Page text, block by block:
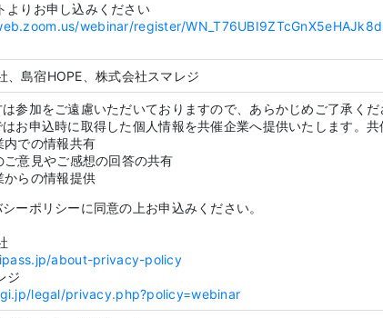
よりお申し込みください
webinar/register/
、島宿HOPE、株式会社スマレジ
参加をご遠慮いただいておりますので、あらかじめご了承くだ
お申込時に取得した個人情報を共催企業へ提供いたします。
内での情報共有
ご意見やご感想の回答の共有
からの情報提供
ーポリシーに同意の上お申込みください。
about-privacy-policy
ジ
legal/privacy.php?policy=webinar